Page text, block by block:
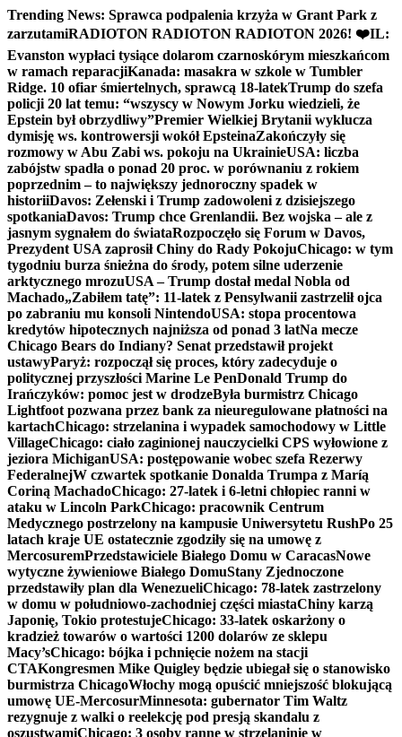
Skip
to
Trending News: Sprawca podpalenia krzyża w Grant Park z
zarzutamiRADIOTON RADIOTON RADIOTON 2026! ❤️IL:
Evanston wypłaci tysiące dolarom czarnoskórym mieszkańcom
w ramach reparacjiKanada: masakra w szkole w Tumbler
Ridge. 10 ofiar śmiertelnych, sprawcą 18-latekTrump do szefa
policji 20 lat temu: “wszyscy w Nowym Jorku wiedzieli, że
Epstein był obrzydliwy”Premier Wielkiej Brytanii wyklucza
dymisję ws. kontrowersji wokół EpsteinaZakończyły się
rozmowy w Abu Zabi ws. pokoju na UkrainieUSA: liczba
zabójstw spadła o ponad 20 proc. w porównaniu z rokiem
poprzednim – to największy jednoroczny spadek w
historiiDavos: Zełenski i Trump zadowoleni z dzisiejszego
spotkaniaDavos: Trump chce Grenlandii. Bez wojska – ale z
jasnym sygnałem do świataRozpoczęło się Forum w Davos,
Prezydent USA zaprosił Chiny do Rady PokojuChicago: w tym
tygodniu burza śnieżna do środy, potem silne uderzenie
arktycznego mrozuUSA – Trump dostał medal Nobla od
Machado„Zabiłem tatę”: 11-latek z Pensylwanii zastrzelił ojca
po zabraniu mu konsoli NintendoUSA: stopa procentowa
kredytów hipotecznych najniższa od ponad 3 latNa mecze
Chicago Bears do Indiany? Senat przedstawił projekt
ustawyParyż: rozpoczął się proces, który zadecyduje o
politycznej przyszłości Marine Le PenDonald Trump do
Irańczyków: pomoc jest w drodzeByła burmistrz Chicago
Lightfoot pozwana przez bank za nieuregulowane płatności na
kartachChicago: strzelanina i wypadek samochodowy w Little
VillageChicago: ciało zaginionej nauczycielki CPS wyłowione z
jeziora MichiganUSA: postępowanie wobec szefa Rezerwy
FederalnejW czwartek spotkanie Donalda Trumpa z Maríą
Coriną MachadoChicago: 27-latek i 6-letni chłopiec ranni w
ataku w Lincoln ParkChicago: pracownik Centrum
Medycznego postrzelony na kampusie Uniwersytetu RushPo 25
latach kraje UE ostatecznie zgodziły się na umowę z
MercosuremPrzedstawiciele Białego Domu w CaracasNowe
wytyczne żywieniowe Białego DomuStany Zjednoczone
przedstawiły plan dla WenezueliChicago: 78-latek zastrzelony
w domu w południowo-zachodniej części miastaChiny karzą
Japonię, Tokio protestujeChicago: 33-latek oskarżony o
kradzież towarów o wartości 1200 dolarów ze sklepu
Macy’sChicago: bójka i pchnięcie nożem na stacji
CTAKongresmen Mike Quigley będzie ubiegał się o stanowisko
burmistrza ChicagoWłochy mogą opuścić mniejszość blokującą
umowę UE-MercosurMinnesota: gubernator Tim Waltz
rezygnuje z walki o reelekcję pod presją skandalu z
oszustwamiChicago: 3 osoby ranne w strzelaninie w